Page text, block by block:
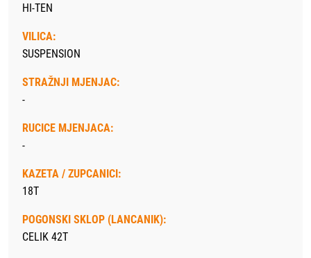
HI-TEN
VILICA:
SUSPENSION
STRAŽNJI MJENJAC:
-
RUCICE MJENJACA:
-
KAZETA / ZUPCANICI:
18T
POGONSKI SKLOP (LANCANIK):
CELIK 42T